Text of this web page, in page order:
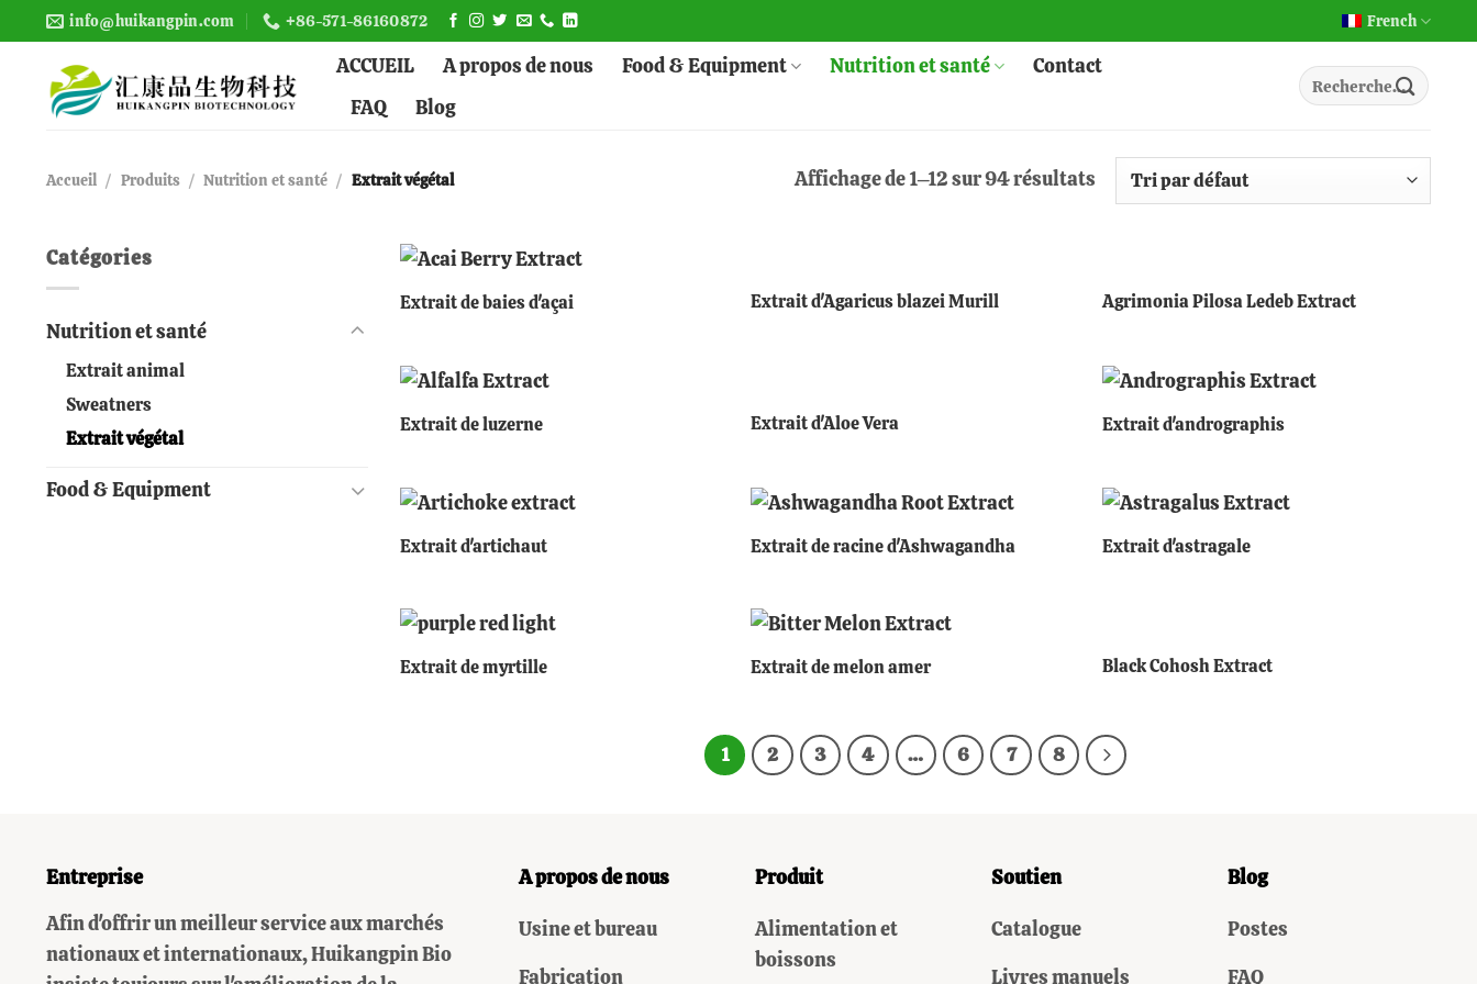
to
content
info@huikangpin.com +86-571-86160872 French
ACCUEIL A propos de nous Food & Equipment Nutrition et santé
Contact
FAQ
Blog
Recherche
pour :
Accueil / Produits / Nutrition et santé / Extrait végétal Affichage de 1–12 sur 94 résultats
Catégories
Nutrition et santé
Extrait animal
Sweatners
Extrait végétal
Food & Equipment
+
Extrait de baies d'açai Extrait d'Agaricus blazei Murill Agrimonia Pilosa Ledeb Extract
+
Extrait de luzerne Extrait d'Aloe Vera
+
Extrait d'andrographis
Extrait d'artichaut Extrait de racine d'Ashwagandha
+
Extrait d'astragale
+
Extrait de myrtille
+
Extrait de melon amer Black Cohosh Extract
1 2 3 4 … 6 7 8
Entreprise
Afin d'offrir un meilleur service aux marchés
nationaux et internationaux, Huikangpin Bio
A propos de nous
Usine et bureau
Fabrication
Produit
Alimentation et
boissons
Soutien
Catalogue
Livres manuels
Blog
Postes
FAQ